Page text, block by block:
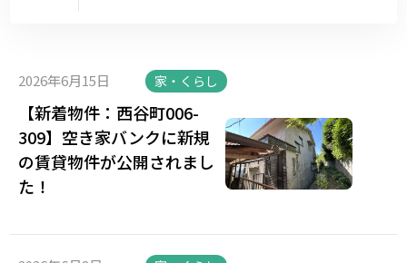
2026年6月15日 家・くらし
【新着物件：西谷町006-
309】空き家バンクに新規
の賃貸物件が公開されまし
た！